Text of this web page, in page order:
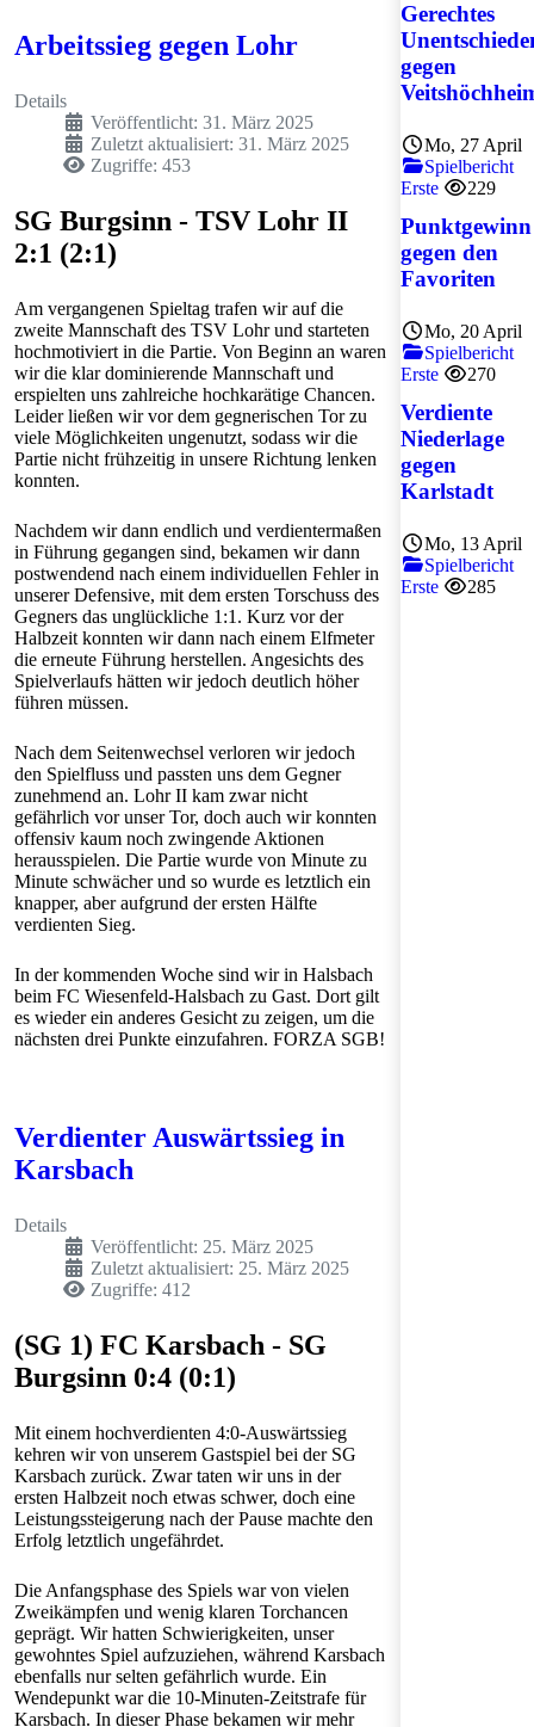
Arbeitssieg gegen Lohr
Details
Veröffentlicht: 31. März 2025
Zuletzt aktualisiert: 31. März 2025
Zugriffe: 453
SG Burgsinn - TSV Lohr II
2:1 (2:1)
Am vergangenen Spieltag trafen wir auf die
zweite Mannschaft des TSV Lohr und starteten
hochmotiviert in die Partie. Von Beginn an waren
wir die klar dominierende Mannschaft und
erspielten uns zahlreiche hochkarätige Chancen.
Leider ließen wir vor dem gegnerischen Tor zu
viele Möglichkeiten ungenutzt, sodass wir die
Partie nicht frühzeitig in unsere Richtung lenken
konnten.
Nachdem wir dann endlich und verdientermaßen
in Führung gegangen sind, bekamen wir dann
postwendend nach einem individuellen Fehler in
unserer Defensive, mit dem ersten Torschuss des
Gegners das unglückliche 1:1. Kurz vor der
Halbzeit konnten wir dann nach einem Elfmeter
die erneute Führung herstellen. Angesichts des
Spielverlaufs hätten wir jedoch deutlich höher
führen müssen.
Nach dem Seitenwechsel verloren wir jedoch
den Spielfluss und passten uns dem Gegner
zunehmend an. Lohr II kam zwar nicht
gefährlich vor unser Tor, doch auch wir konnten
offensiv kaum noch zwingende Aktionen
herausspielen. Die Partie wurde von Minute zu
Minute schwächer und so wurde es letztlich ein
knapper, aber aufgrund der ersten Hälfte
verdienten Sieg.
In der kommenden Woche sind wir in Halsbach
beim FC Wiesenfeld-Halsbach zu Gast. Dort gilt
es wieder ein anderes Gesicht zu zeigen, um die
nächsten drei Punkte einzufahren. FORZA SGB!
Verdienter Auswärtssieg in
Karsbach
Details
Veröffentlicht: 25. März 2025
Zuletzt aktualisiert: 25. März 2025
Zugriffe: 412
(SG 1) FC Karsbach - SG
Burgsinn 0:4 (0:1)
Mit einem hochverdienten 4:0-Auswärtssieg
kehren wir von unserem Gastspiel bei der SG
Karsbach zurück. Zwar taten wir uns in der
ersten Halbzeit noch etwas schwer, doch eine
Leistungssteigerung nach der Pause machte den
Erfolg letztlich ungefährdet.
Die Anfangsphase des Spiels war von vielen
Zweikämpfen und wenig klaren Torchancen
geprägt. Wir hatten Schwierigkeiten, unser
gewohntes Spiel aufzuziehen, während Karsbach
ebenfalls nur selten gefährlich wurde. Ein
Wendepunkt war die 10-Minuten-Zeitstrafe für
Karsbach. In dieser Phase bekamen wir mehr
Gerechtes
gegen
Mo, 27 April
Spielbericht
Erste
229
Punktgewinn
gegen den
Favoriten
Mo, 20 April
Spielbericht
Erste
270
Verdiente
Niederlage
gegen
Karlstadt
Mo, 13 April
Spielbericht
Erste
285